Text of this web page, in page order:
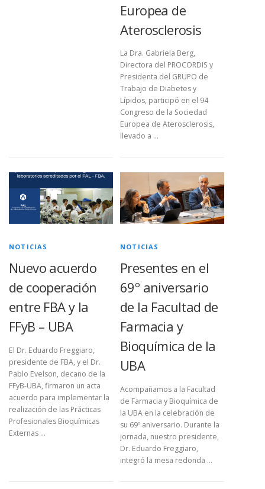
Europea de
Aterosclerosis
La Dra. Gabriela Berg,
Directora del PROCORDIS y
Presidenta del GRUPO de
Trabajo de Diabetes y
Lípidos, participó en el 94
Congreso de la Sociedad
Europea de Aterosclerosis,
llevado a …
NOTICIAS
Nuevo acuerdo
de cooperación
entre FBA y la
FFyB – UBA
El Dr. Eduardo Freggiaro,
presidente de FBA, y el Dr.
Pablo Evelson, decano de la
FFyB-UBA, firmaron un acta
acuerdo para implementar la
realización de las Prácticas
Profesionales Bioquímicas
Externas …
NOTICIAS
Presentes en el
69º aniversario
de la Facultad de
Farmacia y
Bioquímica de la
UBA
Acompañamos a la Facultad
de Farmacia y Bioquímica de
la UBA en la celebración de
su 69º aniversario. Durante la
jornada, nuestro presidente,
Dr. Eduardo Freggiaro,
integró la mesa redonda …